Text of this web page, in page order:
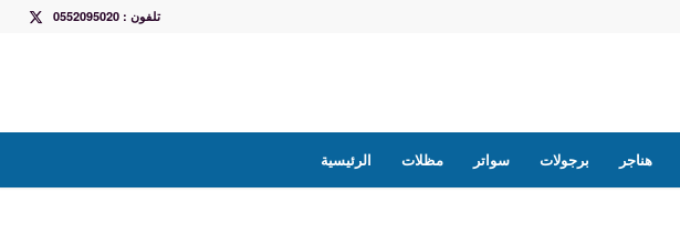
تلفون : 0552095020
الرئيسية مظلات سواتر برجولات هناجر